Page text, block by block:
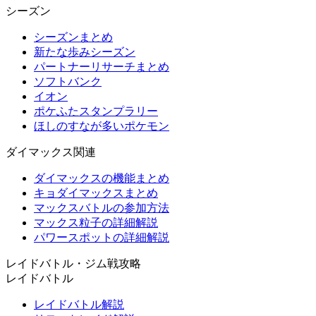
シーズン
シーズンまとめ
新たな歩みシーズン
パートナーリサーチまとめ
ソフトバンク
イオン
ポケふたスタンプラリー
ほしのすなが多いポケモン
ダイマックス関連
ダイマックスの機能まとめ
キョダイマックスまとめ
マックスバトルの参加方法
マックス粒子の詳細解説
パワースポットの詳細解説
レイドバトル・ジム戦攻略
レイドバトル
レイドバトル解説